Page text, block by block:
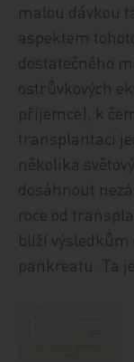
malou dávkou
aspektem
dostatečného
ostrůvkových
příjemce), k
transplantaci
několika
dosáhnout
roce od
blíží
pankreatu. Ta